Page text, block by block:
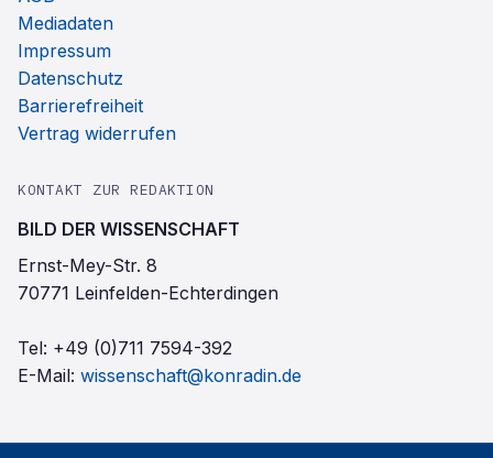
Mediadaten
Impressum
Datenschutz
Barrierefreiheit
Vertrag widerrufen
KONTAKT ZUR REDAKTION
BILD DER WISSENSCHAFT
Ernst-Mey-Str. 8
70771 Leinfelden-Echterdingen
Tel: +49 (0)711 7594-392
E-Mail: wissenschaft@konradin.de